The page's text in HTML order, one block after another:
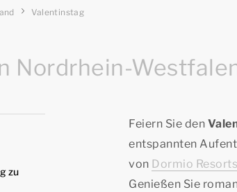
Valentinstag
Nordrhein-
zu
Feiern Sie den
entspannten
von Dormio
Genießen Sie